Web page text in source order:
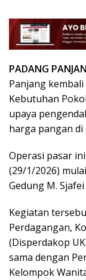
PADANG
Panjang
Kebutuhan
upaya
harga pangan di
Operasi pasar
(29/1/2026)
Gedung M.
Kegiatan
Perdagangan,
(Disperdakop
sama dengan
Kelompok